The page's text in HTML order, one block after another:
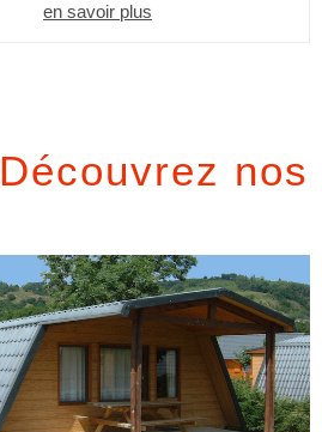
en savoir plus
Découvrez